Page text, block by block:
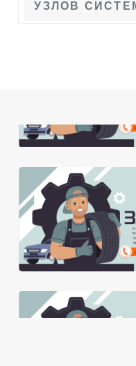
УЗЛОВ